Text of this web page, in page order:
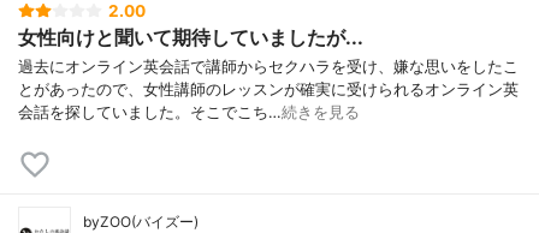
2.00
女性向けと聞いて期待していましたが...
過去にオンライン英会話で講師からセクハラを受け、嫌な思いをしたこ
とがあったので、女性講師のレッスンが確実に受けられるオンライン英
会話を探していました。そこでこち…続きを見る
byZOO(バイズー)